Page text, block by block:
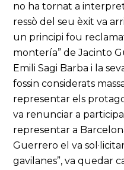
no ha tornat a
ressò del seu èxit va
un principi fou
montería” de Jacinto
Emili Sagi Barba i la
fossin considerats
representar els
va renunciar a
representar a
Guerrero el va
gavilanes”, va quedar